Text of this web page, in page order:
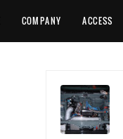
COMPANY ACCESS